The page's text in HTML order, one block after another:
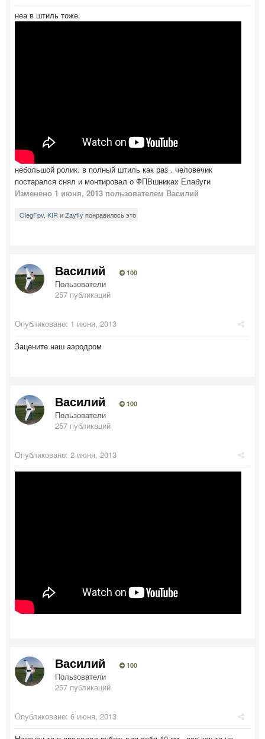
неа в штиль тоже.
небольшой ролик. в полный штиль как раз . человечик
постарался снял и монтировал о ФПВшниках Елабуги
Изменено 1 июня, 2013 пользователем Василий
OlegFpv, KIR иZayfly понравилось это
Василий 100
Пользователи
257 публикаций
Опубликовано: 1 июня, 2013
Зацените наш аэродром
Василий 100
Пользователи
257 публикаций
Опубликовано: 2 июня, 2013
Василий 100
Пользователи
257 публикаций
Опубликовано: 6 июня, 2013